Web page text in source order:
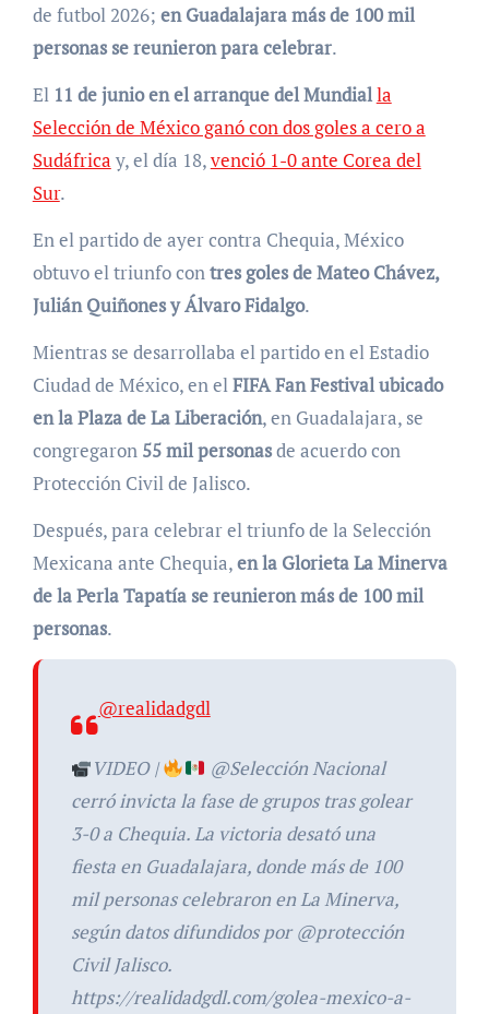
de futbol 2026; en Guadalajara más de 100 mil
personas se reunieron para celebrar.
El 11 de junio en el arranque del Mundialla
Selección de México ganó con dos goles a cero a
Sudáfrica y, el día 18,venció 1-0 ante Corea del
Sur.
En el partido de ayer contra Chequia, México
obtuvo el triunfo contres goles de Mateo Chávez,
Julián Quiñones y Álvaro Fidalgo.
Mientras se desarrollaba el partido en el Estadio
Ciudad de México, en elFIFA Fan Festival ubicado
en la Plaza de La Liberación, en Guadalajara, se
congregaron55 mil personasde acuerdo con
Protección Civil de Jalisco.
Después, para celebrar el triunfo de la Selección
Mexicana ante Chequia,en la Glorieta La Minerva
de la Perla Tapatía se reunieron más de 100 mil
personas.
@realidadgdl
VIDEO |
@Selección Nacional
cerró invicta la fase de grupos tras golear
3-0 a Chequia. La victoria desató una
fiesta en Guadalajara, donde más de 100
mil personas celebraron en La Minerva,
según datos difundidos por @protección
Civil Jalisco.
https://realidadgdl.com/golea-mexico-a-